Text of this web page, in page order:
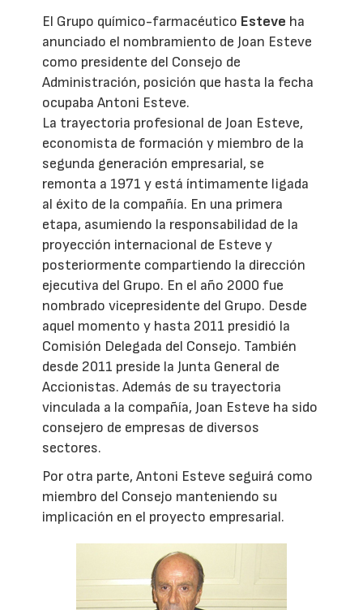
El Grupo químico-farmacéutico Esteve ha
anunciado el nombramiento de Joan Esteve
como presidente del Consejo de
Administración, posición que hasta la fecha
ocupaba Antoni Esteve.
La trayectoria profesional de Joan Esteve,
economista de formación y miembro de la
segunda generación empresarial, se
remonta a 1971 y está íntimamente ligada
al éxito de la compañía. En una primera
etapa, asumiendo la responsabilidad de la
proyección internacional de Esteve y
posteriormente compartiendo la dirección
ejecutiva del Grupo. En el año 2000 fue
nombrado vicepresidente del Grupo. Desde
aquel momento y hasta 2011 presidió la
Comisión Delegada del Consejo. También
desde 2011 preside la Junta General de
Accionistas. Además de su trayectoria
vinculada a la compañía, Joan Esteve ha sido
consejero de empresas de diversos
sectores.
Por otra parte, Antoni Esteve seguirá como
miembro del Consejo manteniendo su
implicación en el proyecto empresarial.